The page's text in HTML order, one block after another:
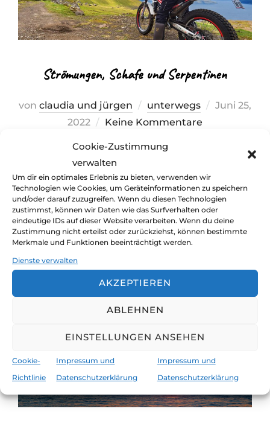
Cookie-Zustimmung
verwalten
Um dir ein optimales Erlebnis zu bieten, verwenden wir
Technologien wie Cookies, um Geräteinformationen zu speichern
und/oder darauf zuzugreifen. Wenn du diesen Technologien
zustimmst, können wir Daten wie das Surfverhalten oder
eindeutige IDs auf dieser Website verarbeiten. Wenn du deine
Zustimmung nicht erteilst oder zurückziehst, können bestimmte
Merkmale und Funktionen beeinträchtigt werden.
Dienste verwalten
AKZEPTIEREN
ABLEHNEN
EINSTELLUNGEN ANSEHEN
Cookie-
Richtlinie
Impressum und
Datenschutzerklärung
Impressum und
Datenschutzerklärung
Strömungen, Schafe und Serpentinen
von claudia und jürgen unterwegs
Juni 25,
2022
Keine Kommentare
Nur kurze Etappen liegen vor uns.
Segeletappen zwischen himmelhohen,
schwarzen Vogelklippen, geschoben von
kräftigen Strömungen zwischen eigenwilligen
Inseln. Und zu traumhaften Landgängen mit
unseren Motorrädern. Unterwegs per